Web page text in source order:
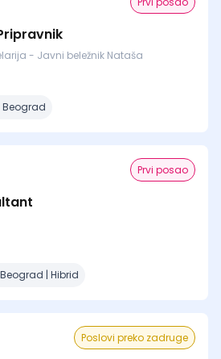
- Javni beležnik Nataša
Beograd
Prvi posao
Beograd | Hibrid
Poslovi preko zadruge